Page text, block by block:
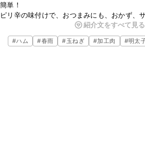
簡単！
ピリ辛の味付けで、おつまみにも、おかず、
いろいろな用途で大活躍です！
パパッとすぐできるので、気軽に完成！
紹介文をすべて見る
#ハム #春雨 #玉ねぎ #加工肉 #明太